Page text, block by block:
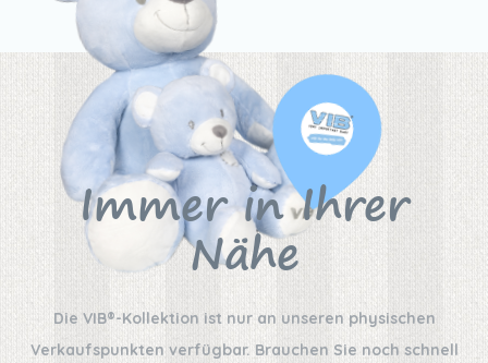
Immer in Ihrer
Nähe
Die VIB®-Kollektion ist nur an unseren physischen
Verkaufspunkten verfügbar. Brauchen Sie noch schnell